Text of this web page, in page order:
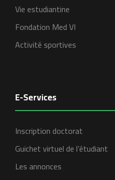
Vie estudiantine
Fondation Med VI
Activité sportives
E-Services
Inscription doctorat
Guichet virtuel de l’étudiant
Les annonces